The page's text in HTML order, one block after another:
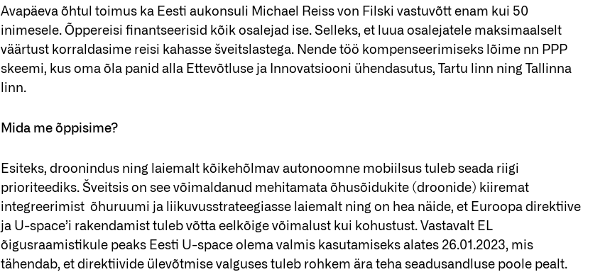
Avapäeva õhtul toimus ka Eesti aukonsuli Michael Reiss von Filski vastuvõtt enam kui 50
inimesele. Õppereisi finantseerisid kõik osalejad ise. Selleks, et luua osalejatele maksimaalselt
väärtust korraldasime reisi kahasse šveitslastega. Nende töö kompenseerimiseks lõime nn PPP
skeemi, kus oma õla panid alla Ettevõtluse ja Innovatsiooni ühendasutus, Tartu linn ning Tallinna
linn.
Mida me õppisime?
Esiteks, droonindus ning laiemalt kõikehõlmav autonoomne mobiilsus tuleb seada riigi
prioriteediks. Šveitsis on see võimaldanud mehitamata õhusõidukite (droonide) kiiremat
integreerimist õhuruumi ja liikuvusstrateegiasse laiemalt ning on hea näide, et Euroopa direktiive
ja U-space’i rakendamist tuleb võtta eelkõige võimalust kui kohustust. Vastavalt EL
õigusraamistikule peaks Eesti U-space olema valmis kasutamiseks alates 26.01.2023, mis
tähendab, et direktiivide ülevõtmise valguses tuleb rohkem ära teha seadusandluse poole pealt.